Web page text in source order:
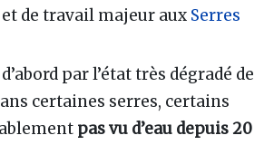
de travail majeur aux Serres
par l’état très dégradé de
certaines serres, certains
pas vu d’eau depuis 20